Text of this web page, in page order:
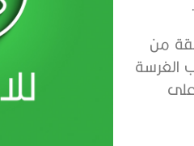
من
الغرسة
على